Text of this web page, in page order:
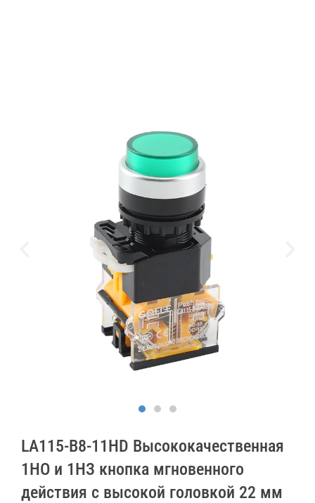
LA115-B8-11HD Высококачественная
1НО и 1НЗ кнопка мгновенного
действия с высокой головкой 22 мм